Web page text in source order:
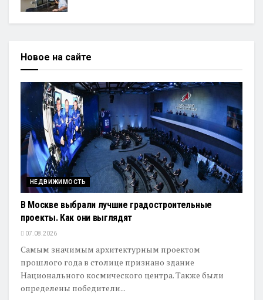
Новое на сайте
НЕДВИЖИМОСТЬ
В Москве выбрали лучшие градостроительные
проекты. Как они выглядят
07.08.2026
Самым значимым архитектурным проектом
прошлого года в столице признано здание
Национального космического центра. Также были
определены победители...